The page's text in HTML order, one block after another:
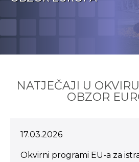
NATJEČAJI U
OBZOR
17.03.2026
Okvirni programi EU-a za